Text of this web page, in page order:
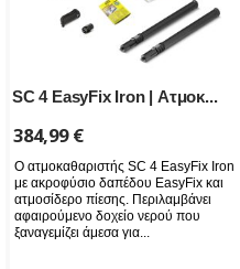
SC 4 EasyFix Iron | Ατμοκ...
384,99€
Ο ατμοκαθαριστής SC 4 EasyFix Iron
με ακροφύσιο δαπέδου EasyFix και
ατμοσίδερο πίεσης. Περιλαμβάνει
αφαιρούμενο δοχείο νερού που
ξαναγεμίζει άμεσα για...